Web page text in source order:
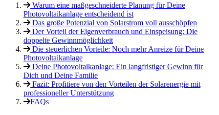
Warum eine maßgeschneiderte Planung für Deine
Photovoltaikanlage entscheidend ist
Das große Potenzial von Solarstrom voll ausschöpfen
Der Vorteil der Eigenverbrauch und Einspeisung: Die
doppelte Gewinnmöglichkeit
Die steuerlichen Vorteile: Noch mehr Anreize für Deine
Photovoltaikanlage
Deine Photovoltaikanlage: Ein langfristiger Gewinn für
Dich und Deine Familie
Fazit: Profitiere von den Vorteilen der Solarenergie mit
professioneller Unterstützung
FAQs